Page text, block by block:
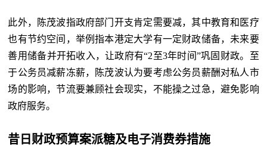
此外，陈茂波指政府部门开支肯定需要减，其中教育和医疗
也有节约空间，举例指本港定大学有一定财政储备，未来要
善用储备并开拓收入，让政府有“2至3年时间”巩固财政。至
于公务员减薪冻薪，陈茂波认为要考虑公务员薪酬对私人市
场的影响，节流要兼顾社会现实，不能操之过急，避免影响
政府服务。
昔日财政预算案派糖及电子消费券措施